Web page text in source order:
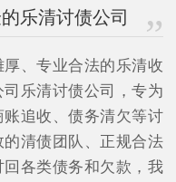
乐清讨债公司
、专业合法的乐清收
乐清讨债公司，专为
账追收、债务清欠等讨
清债团队、正规合法
各类债务和欠款，我